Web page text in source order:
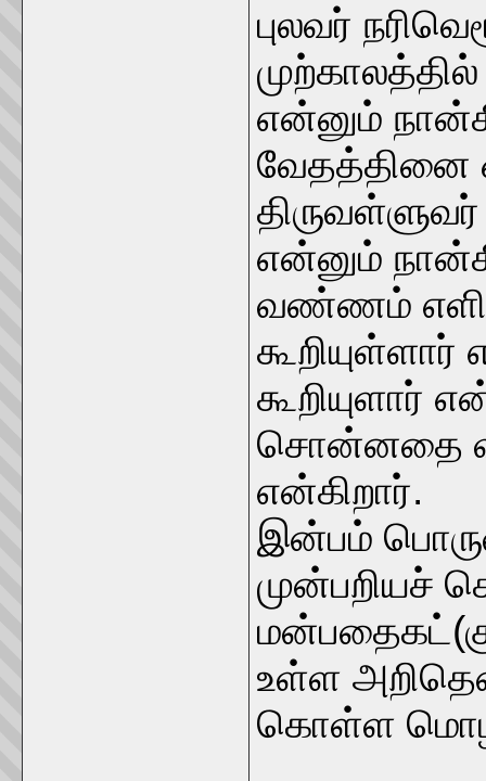
புலவர்
என்னும்
வேதத்தினை
என்னும்
வண்ணம்
கூறியுளார்
சொன்னதை
என்கிறார்.
இன்பம்
முன்பறியச்
உள்ள
கொள்ள